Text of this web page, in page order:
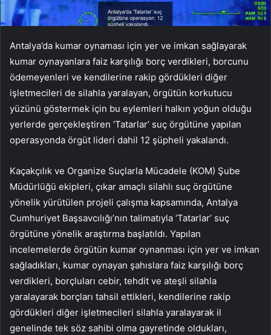
Antalya’da kumar oynaması için yer ve imkan sağlayarak
kumar oynayanlara faiz karşılığı borç verdikleri, borcunu
ödemeyenleri ve kendilerine rakip gördükleri diğer
işletmecileri de silahla yaralayan, örgütün korkutucu
yüzünü göstermek için bu eylemleri halkın yoğun olduğu
yerlerde gerçekleştiren ‘Tatarlar’ suç örgütüne yapılan
operasyonda örgüt lideri dahil 12 şüpheli yakalandı.
Kaçakçılık ve Organize Suçlarla Mücadele (KOM) Şube
Müdürlüğü ekipleri, çıkar amaçlı silahlı suç örgütüne
yönelik yürütülen projeli çalışma kapsamında, Antalya
Cumhuriyet Başsavcılığı’nın talimatıyla ‘Tatarlar’ suç
örgütüne yönelik araştırma başlatıldı. Yapılan
incelemelerde örgütün kumar oynanması için yer ve imkan
sağladıkları, kumar oynayan şahıslara faiz karşılığı borç
verdikleri, borçluları cebir, tehdit ve ateşli silahla
yaralayarak borçları tahsil ettikleri, kendilerine rakip
gördükleri diğer işletmecileri silahla yaralayarak il
genelinde tek söz sahibi olma gayretinde oldukları,